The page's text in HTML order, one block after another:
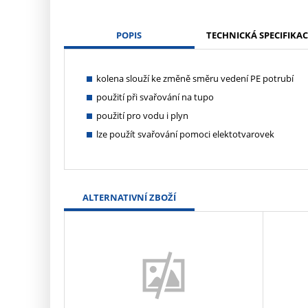
POPIS TECHNICKÁ
kolena slouží ke změně směru vedení PE potrubí
použití při svařování na tupo
použití pro vodu i plyn
lze použít svařování pomoci elektotvarovek
ALTERNATIVNÍ ZBOŽÍ